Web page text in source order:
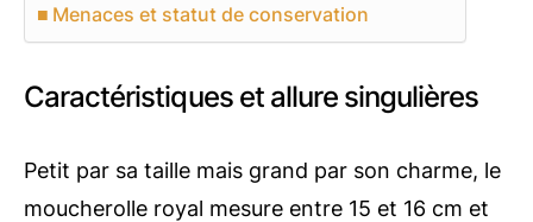
Menaces et statut de conservation
Caractéristiques et allure singulières
Petit par sa taille mais grand par son charme, le
moucherolle royal mesure entre 15 et 16 cm et